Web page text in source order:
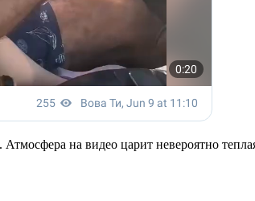
на видео царит невероятно